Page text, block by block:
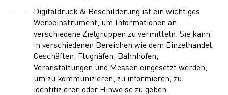
Digitaldruck & Beschilderung ist ein wichtiges
Werbeinstrument, um Informationen an
verschiedene Zielgruppen zu vermitteln. Sie kann
in verschiedenen Bereichen wie dem Einzelhandel,
Geschäften, Flughäfen, Bahnhöfen,
Veranstaltungen und Messen eingesetzt werden,
um zu kommunizieren, zu informieren, zu
identifizieren oder Hinweise zu geben.